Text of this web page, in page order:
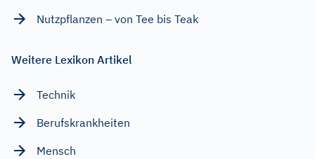
Nutzpflanzen – von Tee bis Teak
Weitere Lexikon Artikel
Technik
Berufskrankheiten
Mensch